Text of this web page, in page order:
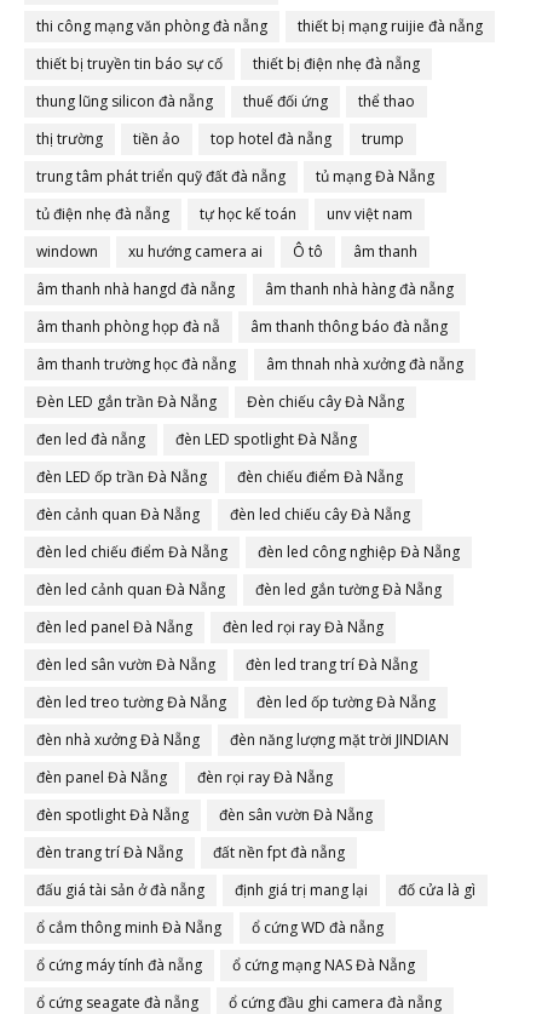
thi công mạng văn phòng đà nẵng
thiết bị mạng ruijie đà nẵng
thiết bị truyền tin báo sự cố
thiết bị điện nhẹ đà nẵng
thung lũng silicon đà nẵng
thuế đối ứng
thể thao
thị trường
tiền ảo top hotel đà nẵng
trump
trung tâm phát triển quỹ đất đà nẵng
tủ mạng Đà Nẵng
tủ điện nhẹ đà nẵng
tự học kế toán
unv việt nam
windown
xu hướng camera ai Ô tô
âm thanh
âm thanh nhà hangd đà nẵng
âm thanh nhà hàng đà nẵng
âm thanh phòng họp đà nẵ
âm thanh thông báo đà nẵng
âm thanh trường học đà nẵng
âm thnah nhà xưởng đà nẵng
Đèn LED gắn trần Đà Nẵng
Đèn chiếu cây Đà Nẵng
đen led đà nẵng
đèn LED spotlight Đà Nẵng
đèn LED ốp trần Đà Nẵng
đèn chiếu điểm Đà Nẵng
đèn cảnh quan Đà Nẵng
đèn led chiếu cây Đà Nẵng
đèn led chiếu điểm Đà Nẵng
đèn led công nghiệp Đà Nẵng
đèn led cảnh quan Đà Nẵng
đèn led gắn tường Đà Nẵng
đèn led panel Đà Nẵng
đèn led rọi ray Đà Nẵng
đèn led sân vườn Đà Nẵng
đèn led trang trí Đà Nẵng
đèn led treo tường Đà Nẵng
đèn led ốp tường Đà Nẵng
đèn nhà xưởng Đà Nẵng
đèn năng lượng mặt trời JINDIAN
đèn panel Đà Nẵng
đèn rọi ray Đà Nẵng
đèn spotlight Đà Nẵng
đèn sân vườn Đà Nẵng
đèn trang trí Đà Nẵng
đất nền fpt đà nẵng
đấu giá tài sản ở đà nẵng
định giá trị mang lại
đố cửa là gì
ổ cắm thông minh Đà Nẵng
ổ cứng WD đà nẵng
ổ cứng máy tính đà nẵng
ổ cứng mạng NAS Đà Nẵng
ổ cứng seagate đà nẵng
ổ cứng đầu ghi camera đà nẵng